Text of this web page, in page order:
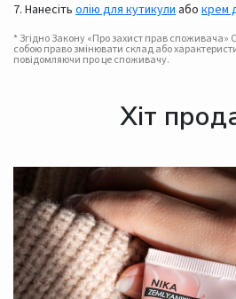
7. Нанесіть олію для кутикули або крем
* Згідно Закону «Про захист прав споживача»
собою право змінювати склад або
повідомляючи про це споживачу.
Хіт